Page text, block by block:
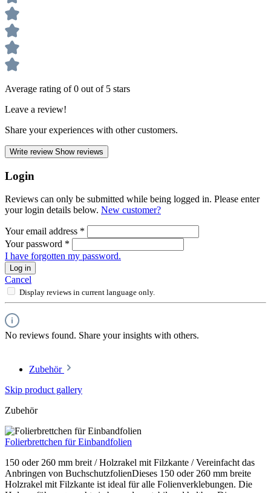
Average rating of 0 out of 5 stars
Leave a review!
Share your experiences with other customers.
Write review Show reviews
Login
Reviews can only be submitted while being logged in. Please enter
your login details below. New customer?
Your email address *
Your password *
I have forgotten my password.
Log in
Cancel
Display reviews in current language only.
No reviews found. Share your insights with others.
Zubehör
Skip product gallery
Zubehör
Folierbrettchen für Einbandfolien
150 oder 260 mm breit / Holzrakel mit Filzkante / Vereinfacht das
Anbringen von BuchschutzfolienDieses 150 oder 260 mm breite
Holzrakel mit Filzkante ist ideal für alle Folienverklebungen. Die